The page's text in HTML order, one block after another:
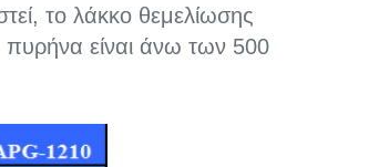
το λάκκο θεμελίωσης
πυρήνα είναι άνω των 500